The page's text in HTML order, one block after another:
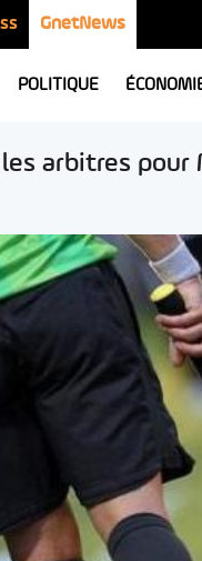
GnetNews
POLITIQUE
les arbitres